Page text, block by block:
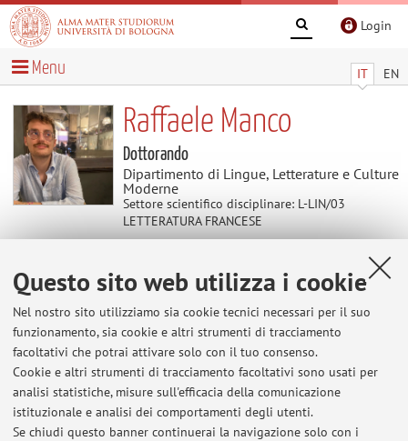
Questo sito web utilizza i cookie
Nel nostro sito utilizziamo sia cookie tecnici necessari per il suo
funzionamento, sia cookie e altri strumenti di tracciamento
facoltativi che potrai attivare solo con il tuo consenso.
Cookie e altri strumenti di tracciamento facoltativi sono usati per
analisi statistiche, misure sull'efficacia della comunicazione
istituzionale e analisi dei comportamenti degli utenti.
Se chiudi questo banner continuerai la navigazione solo con i
Login
IT EN
Menu
Raffaele Manco
Dottorando
Dipartimento di Lingue, Letterature e Culture
Moderne
Settore scientifico disciplinare: L-LIN/03
LETTERATURA FRANCESE
Avvisi
Al momento non sono presenti avvisi.
Area riservata
Accedi tramite loginper gestire tutti i contenuti del sito.